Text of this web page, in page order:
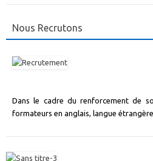
Nous Recrutons
Dans le cadre du renforcement de
formateurs en anglais, langue